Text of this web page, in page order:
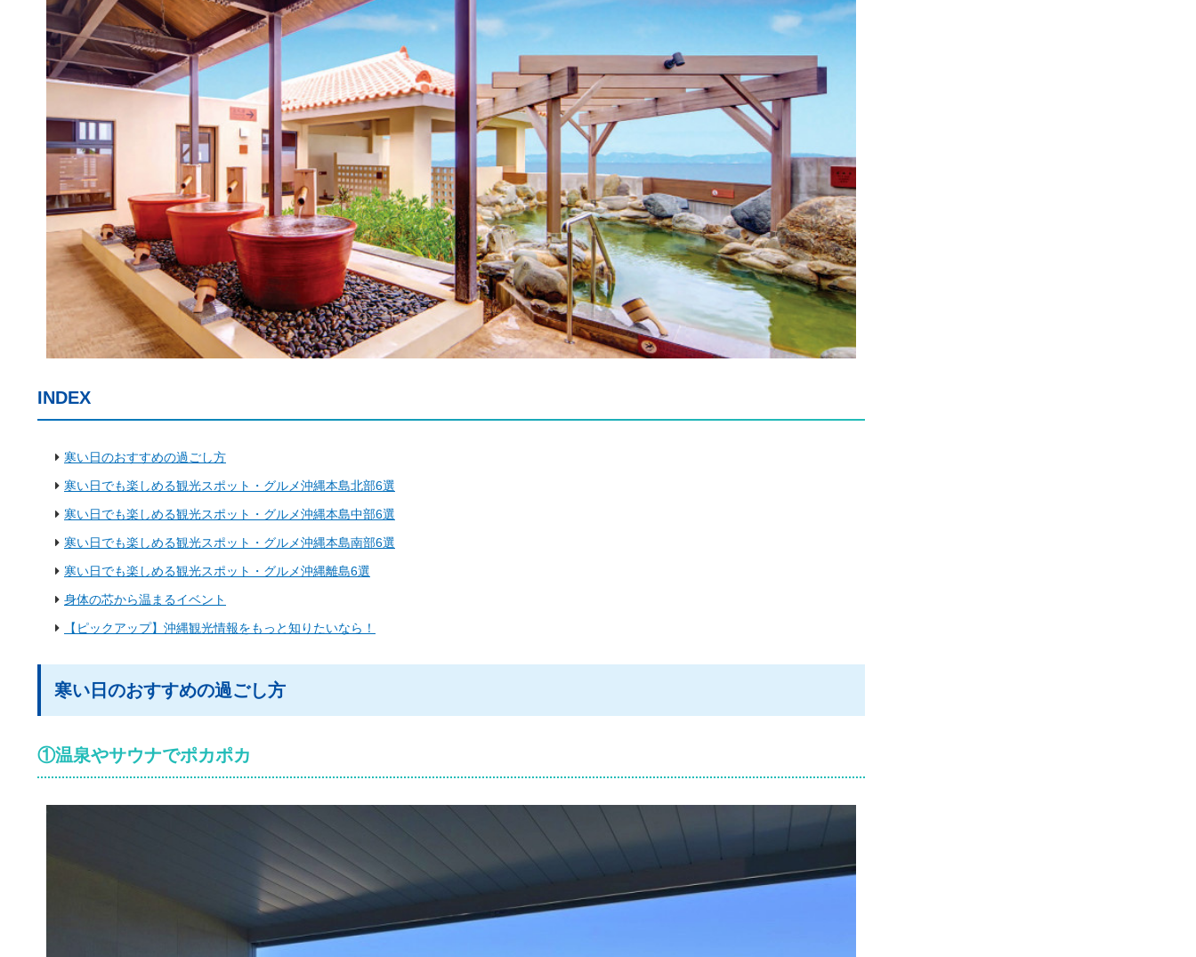
INDEX
寒い日のおすすめの過ごし方
寒い日でも楽しめる観光スポット・グルメ沖縄本島北部6選
寒い日でも楽しめる観光スポット・グルメ沖縄本島中部6選
寒い日でも楽しめる観光スポット・グルメ沖縄本島南部6選
寒い日でも楽しめる観光スポット・グルメ沖縄離島6選
身体の芯から温まるイベント
【ピックアップ】沖縄観光情報をもっと知りたいなら！
寒い日のおすすめの過ごし方
①温泉やサウナでポカポカ